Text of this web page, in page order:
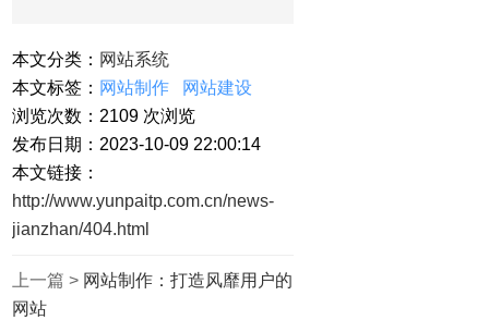
本文分类： 网站系统
本文标签： 网站制作
网站建设
浏览次数： 2109 次浏览
发布日期：2023-10-09 22:00:14
本文链接：
http://www.yunpaitp.com.cn/news-
jianzhan/404.html
上一篇 > 网站制作：打造风靡用户的
网站